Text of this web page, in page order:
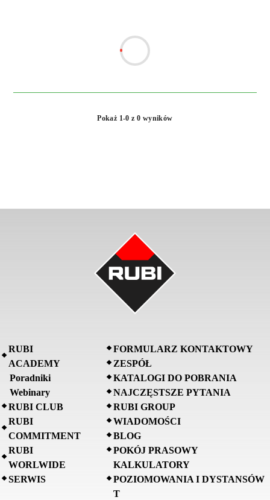
Pokaż 1-0 z 0 wyników
RUBI
ACADEMY
Poradniki
Webinary
RUBI CLUB
RUBI
COMMITMENT
RUBI
WORLWIDE
SERWIS
FORMULARZ KONTAKTOWY
ZESPÓŁ
KATALOGI DO POBRANIA
NAJCZĘSTSZE PYTANIA
RUBI GROUP
WIADOMOŚCI
BLOG
POKÓJ PRASOWY
KALKULATORY
POZIOMOWANIA I DYSTANSÓW
T